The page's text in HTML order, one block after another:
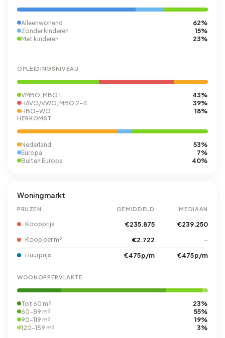
Alleenwonend 62%
Zonder kinderen 15%
Met kinderen 23%
OPLEIDINGSNIVEAU
VMBO, MBO 1 43%
HAVO/VWO, MBO 2-4 39%
HBO-WO 18%
HERKOMST
Nederland 53%
Europa 7%
Buiten Europa 40%
Woningmarkt
PRIJZEN GEMIDDELD MEDIAAN
Koopprijs €235.875 €239.250
Koop per m² €2.722 –
Huurprijs €475 p/m €475 p/m
WOONOPPERVLAKTE
Tot 60 m² 23%
60-89 m² 55%
90-119 m² 19%
120-159 m² 3%